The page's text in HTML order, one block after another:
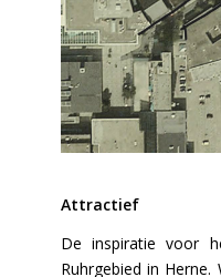
Attractief
De inspiratie voor
Ruhrgebied in